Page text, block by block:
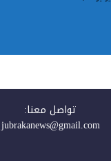
تواصل معنا:
jubrakanews@gmail.com